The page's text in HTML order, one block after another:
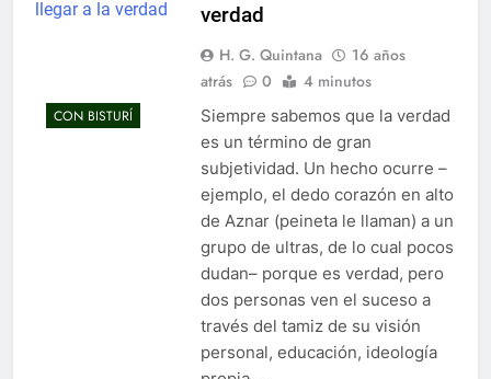
CON BISTURÍ
verdad
H. G. Quintana
16 años
atrás
0 4 minutos
Siempre sabemos que la verdad
es un término de gran
subjetividad. Un hecho ocurre –
ejemplo, el dedo corazón en alto
de Aznar (peineta le llaman) a un
grupo de ultras, de lo cual pocos
dudan– porque es verdad, pero
dos personas ven el suceso a
través del tamiz de su visión
personal, educación, ideología